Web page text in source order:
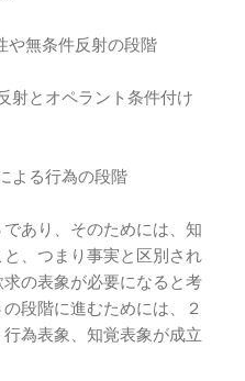
や無条件反射の段階
射とオペラント条件付け
よる行為の段階
あり、そのためには、知
、つまり事実と区別され
の表象が必要になると考
段階に進むためには、２
為表象、知覚表象が成立